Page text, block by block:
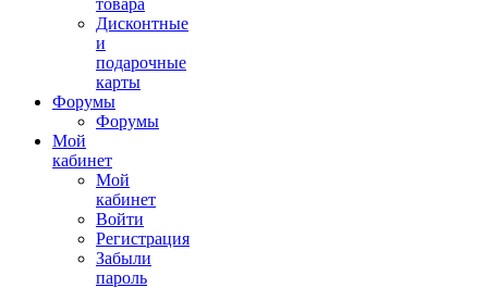
товара
Дисконтные
и
подарочные
карты
Форумы
Форумы
Мой
кабинет
Мой
кабинет
Войти
Регистрация
Забыли
пароль